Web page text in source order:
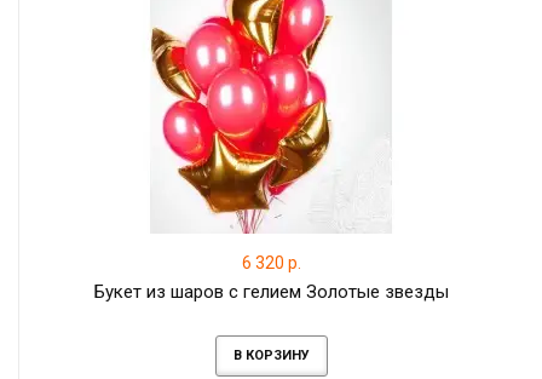
6 320 р.
Букет из шаров с гелием Золотые звезды
В КОРЗИНУ